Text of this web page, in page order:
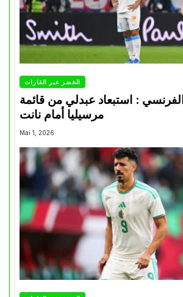
الخضر عبر القارات
: استبعاد عبدلي من قائمة
مرسيليا أمام نانت
Mai 1, 2026